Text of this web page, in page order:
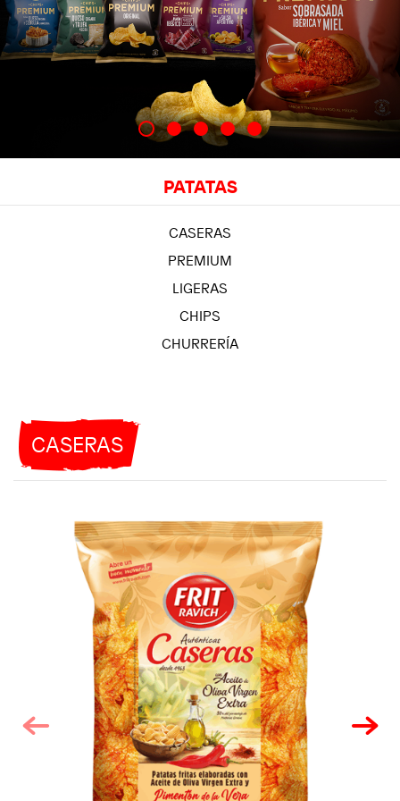
PATATAS
CASERAS
PREMIUM
LIGERAS
CHIPS
CHURRERÍA
CASERAS